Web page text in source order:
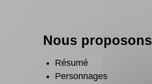
Nous proposons
Résumé
Personnages